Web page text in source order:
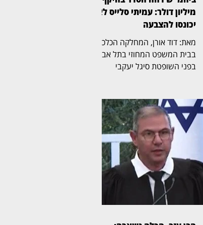
מיליון דולר: עמיתי סלייס לא
יכונסו להצבעה
מאת: דוד אורן, המחלקה הכלכלית
בבית המשפט המחוזי בתל אביב,
בפני השופטת סיגל יעקבי
עמיתים בקרנות אשכול פינברט,
לצורך הצבעה על חלופות הסדר
להשבת כספי חוסכים. יעקבי
כתבה כי “לאחר שעיינתי בבקשה
באתי למסקנה כי אינה מצריכה
תשובה ודינה להידחות”. במרכז
הפרשה עומדים עמיתים
שהעבירו את חסכונות הגמל
וההשתלמות שלהם דרך סלייס